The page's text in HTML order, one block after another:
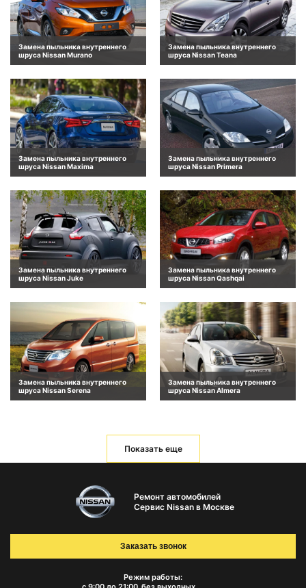
Замена пыльника внутреннего
шруса Nissan Murano
Замена пыльника внутреннего
шруса Nissan Teana
Замена пыльника внутреннего
шруса Nissan Maxima
Замена пыльника внутреннего
шруса Nissan Primera
Замена пыльника внутреннего
шруса Nissan Juke
Замена пыльника внутреннего
шруса Nissan Qashqai
Замена пыльника внутреннего
шруса Nissan Serena
Замена пыльника внутреннего
шруса Nissan Almera
Показать еще
Ремонт автомобилей
Сервис Nissan в Москве
Режим работы:
Заказать звонок